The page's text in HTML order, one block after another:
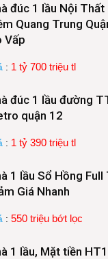
đúc 1 lầu Nội Thất
Quang Trung
Vấp
: 1 tỷ 700 triệu tl
đúc 1 lầu đường
quận 12
: 1 tỷ 390 triệu tl
1 lầu Sổ Hồng Full
Giá Nhanh
: 550 triệu bớt lọc
1 lầu, Mặt tiền